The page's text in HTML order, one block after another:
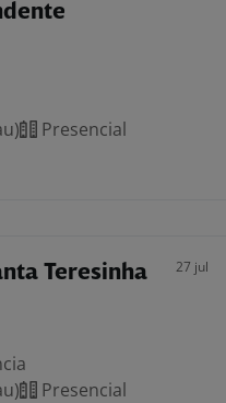
Presencial
Teresinha 27 jul
Presencial